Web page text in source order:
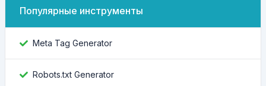
Популярные инструменты
Meta Tag Generator
Robots.txt Generator